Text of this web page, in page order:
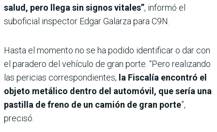
salud, pero llega sin signos vitales”, informó el
suboficial inspector Edgar Galarza para C9N.
Hasta el momento no se ha podido identificar o dar con
el paradero del vehículo de gran porte. “Pero realizando
las pericias correspondientes, la Fiscalía encontró el
objeto metálico dentro del automóvil, que sería una
pastilla de freno de un camión de gran porte”,
precisó.